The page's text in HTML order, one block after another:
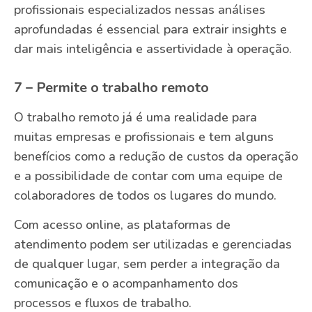
profissionais especializados nessas análises
aprofundadas é essencial para extrair insights e
dar mais inteligência e assertividade à operação.
7 – Permite o trabalho remoto
O trabalho remoto já é uma realidade para
muitas empresas e profissionais e tem alguns
benefícios como a redução de custos da operação
e a possibilidade de contar com uma equipe de
colaboradores de todos os lugares do mundo.
Com acesso online, as plataformas de
atendimento podem ser utilizadas e gerenciadas
de qualquer lugar, sem perder a integração da
comunicação e o acompanhamento dos
processos e fluxos de trabalho.